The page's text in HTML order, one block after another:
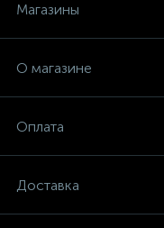
Магазины
О магазине
Оплата
Доставка